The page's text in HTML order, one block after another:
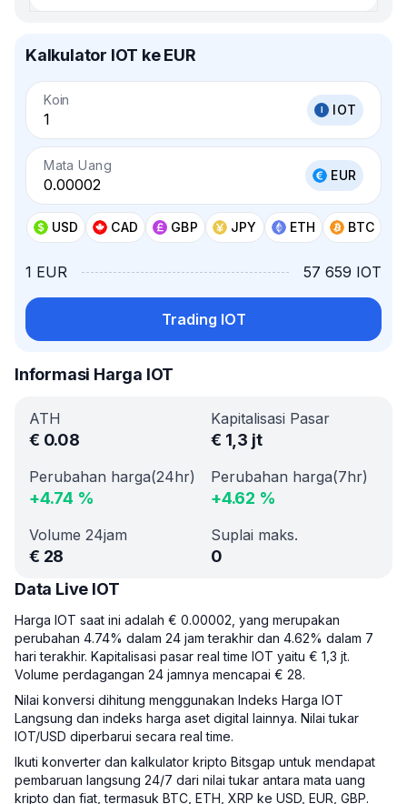
Kalkulator IOT ke EUR
Koin
IOT
Mata Uang
EUR
USD CAD GBP JPY ETH BTC
1 EUR 57 659 IOT
Trading IOT
Informasi Harga IOT
ATH
€ 0.08
Kapitalisasi Pasar
€ 1,3 jt
Perubahan harga(24hr)
+4.74 %
Perubahan harga(7hr)
+4.62 %
Volume 24jam
€ 28
Suplai maks.
0
Data Live IOT
Harga IOT saat ini adalah € 0.00002, yang merupakan
perubahan 4.74% dalam 24 jam terakhir dan 4.62% dalam 7
hari terakhir. Kapitalisasi pasar real time IOT yaitu € 1,3 jt.
Volume perdagangan 24 jamnya mencapai € 28.
Nilai konversi dihitung menggunakan Indeks Harga IOT
Langsung dan indeks harga aset digital lainnya. Nilai tukar
IOT/USD diperbarui secara real time.
Ikuti konverter dan kalkulator kripto Bitsgap untuk mendapat
pembaruan langsung 24/7 dari nilai tukar antara mata uang
kripto dan fiat, termasuk BTC, ETH, XRP ke USD, EUR, GBP.